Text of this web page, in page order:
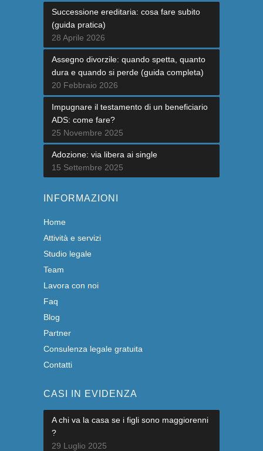
Successione ereditaria: cosa fare subito
(guida pratica)
28 Aprile 2026
Assegno divorzile: quando spetta, quanto
dura e quando si perde (guida completa)
20 Febbraio 2026
Impugnare il testamento di un beneficiario
ADS: come fare?
25 Novembre 2025
Adozione: via libera ai single
15 Settembre 2025
INFORMAZIONI
Home
Attività e servizi
Studio legale
Team
Lavora con noi
Faq
Blog
Partner
Consulenza legale gratuita
Contatti
CASI IN EVIDENZA
A chi va la casa se i figli sono maggiorenni
?
29 Luglio 2025